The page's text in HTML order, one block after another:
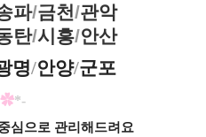
파/금천/관악
탄/시흥/안산
명/안양/군포
✿*-
심으로 관리해드려요